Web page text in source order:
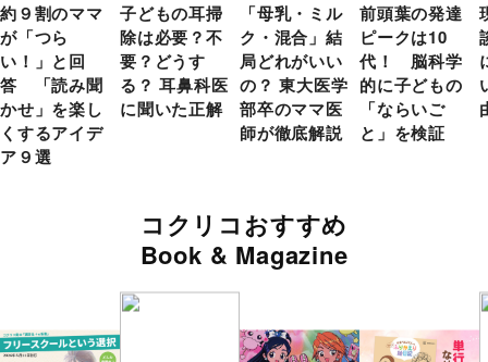
約９割のママ
が「つら
い！」と回
答 「読み聞
かせ」を楽し
くするアイデ
ア９選
子どもの耳掃
除は必要？不
要？どうす
る？ 耳鼻科医
に聞いた正解
「母乳・ミル
ク・混合」結
局どれがいい
の？ 東大医学
部卒のママ医
師が徹底解説
前頭葉の発達
ピークは10
代！ 脳科学
的に子どもの
「ならいご
と」を検証
コクリコおすすめ
Book & Magazine